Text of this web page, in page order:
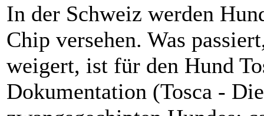
In der Schweiz werden
Chip versehen. Was
weigert, ist für den Hund
Dokumentation (Tosca -